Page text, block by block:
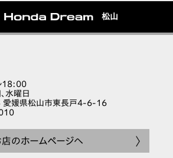
松山
18:00
水曜日
愛媛県松山市東長戸4-6-16
店のホームページへ